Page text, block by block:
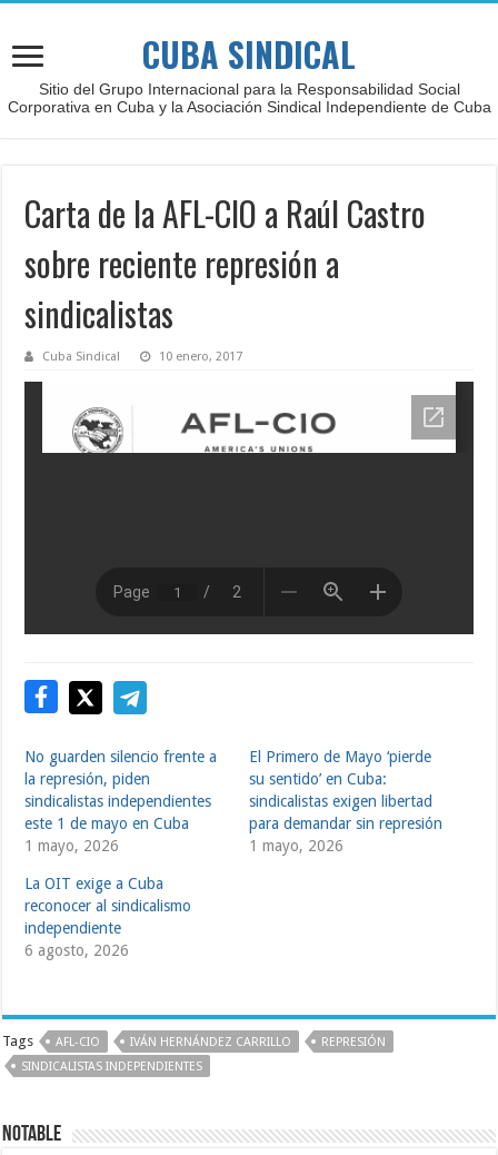
CUBA SINDICAL
Sitio del Grupo Internacional para la Responsabilidad Social
Corporativa en Cuba y la Asociación Sindical Independiente de Cuba
Carta de la AFL-CIO a Raúl Castro
sobre reciente represión a
sindicalistas
Cuba Sindical 10 enero, 2017
No guarden silencio frente a
la represión, piden
sindicalistas independientes
este 1 de mayo en Cuba
1 mayo, 2026
El Primero de Mayo ‘pierde
su sentido’ en Cuba:
sindicalistas exigen libertad
para demandar sin represión
1 mayo, 2026
La OIT exige a Cuba
reconocer al sindicalismo
independiente
6 agosto, 2026
Tags AFL-CIO IVÁN HERNÁNDEZ CARRILLO
REPRESIÓN
SINDICALISTAS INDEPENDIENTES
NOTABLE